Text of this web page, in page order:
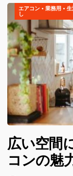
エアコン • 業務用 •
し
広い空間
コンの魅